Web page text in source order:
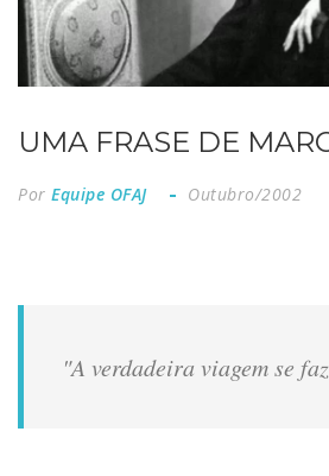
UMA FRASE DE
Por Equipe OFAJ Outubro/2002
"A verdadeira viagem se